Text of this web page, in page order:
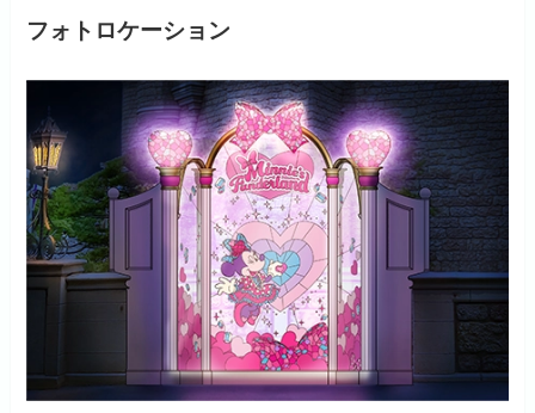
フォトロケーション